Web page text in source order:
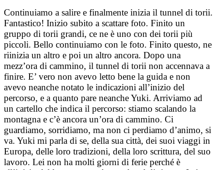
Continuiamo a salire e finalmente inizia il tunnel di torii.
Fantastico! Inizio subito a scattare foto. Finito un
gruppo di torii grandi, ce ne è uno con dei torii più
piccoli. Bello continuiamo con le foto. Finito questo, ne
riinizia un altro e poi un altro ancora. Dopo una
mezz’ora di cammino, il tunnel di torii non accennava a
finire. E’ vero non avevo letto bene la guida e non
avevo neanche notato le indicazioni all’inizio del
percorso, e a quanto pare neanche Yuki. Arriviamo ad
un cartello che indica il percorso: stiamo scalando la
montagna e c’è ancora un’ora di cammino. Ci
guardiamo, sorridiamo, ma non ci perdiamo d’animo, si
va. Yuki mi parla di se, della sua città, dei suoi viaggi in
Europa, delle loro tradizioni, della loro scrittura, del suo
lavoro. Lei non ha molti giorni di ferie perché è